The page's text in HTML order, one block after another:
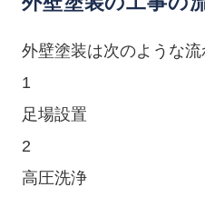
外壁塗装は次のような流
1
足場設置
2
高圧洗浄